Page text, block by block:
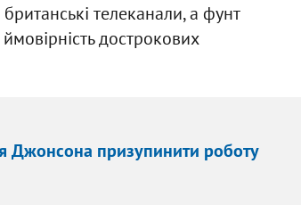
телеканали, а фунт
дострокових
Джонсона призупинити роботу